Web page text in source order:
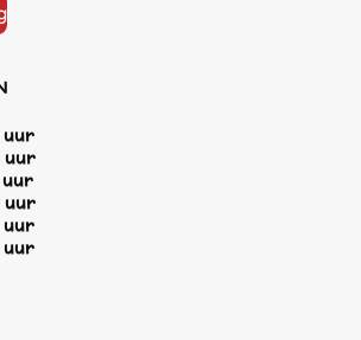
uur
uur
uur
uur
uur
uur